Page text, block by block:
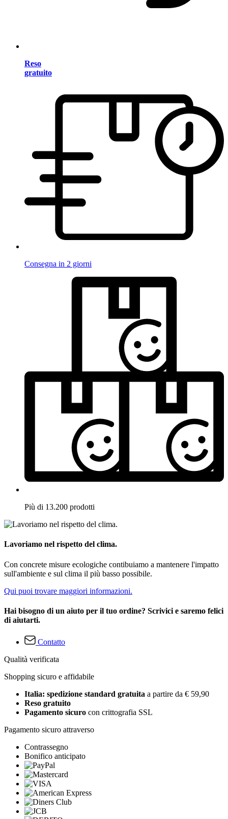
Reso
gratuito
Consegna in 2 giorni
Più di 13.200 prodotti
Lavoriamo nel rispetto del clima.
Con concrete misure ecologiche contibuiamo a mantenere l'impatto
sull'ambiente e sul clima il più basso possibile.
Qui puoi trovare maggiori informazioni.
Hai bisogno di un aiuto per il tuo ordine? Scrivici e saremo felici
di aiutarti.
Contatto
Qualità verificata
Shopping sicuro e affidabile
Italia: spedizione standard gratuita a partire da € 59,90
Reso gratuito
Pagamento sicuro con crittografia SSL
Pagamento sicuro attraverso
Contrassegno
Bonifico anticipato